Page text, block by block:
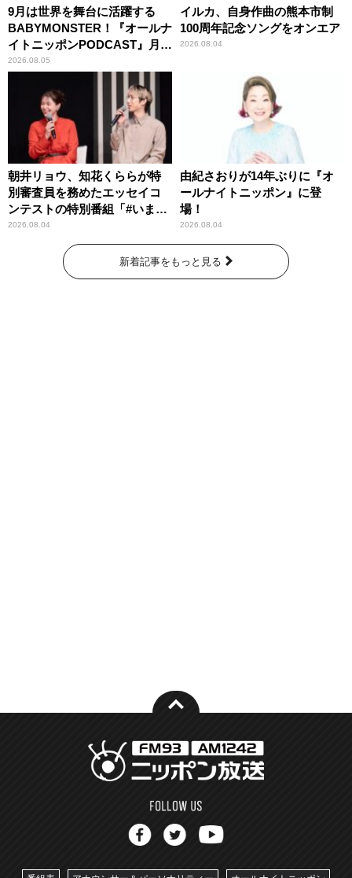
9月は世界を舞台に活躍する
BABYMONSTER！『オールナ
イトニッポンPODCAST』月替
わりパーソナリティ
2026.08.05
イルカ、自身作曲の熊本市制
100周年記念ソングをオンエア
2026.08.04
朝井リョウ、知花くららが特
別審査員を務めたエッセイコ
ンテストの特別番組「#いまあ
なたに伝えたいこと」
2026.08.04
由紀さおりが14年ぶりに『オ
ールナイトニッポン』に登
場！
2026.08.04
新着記事をもっと見る